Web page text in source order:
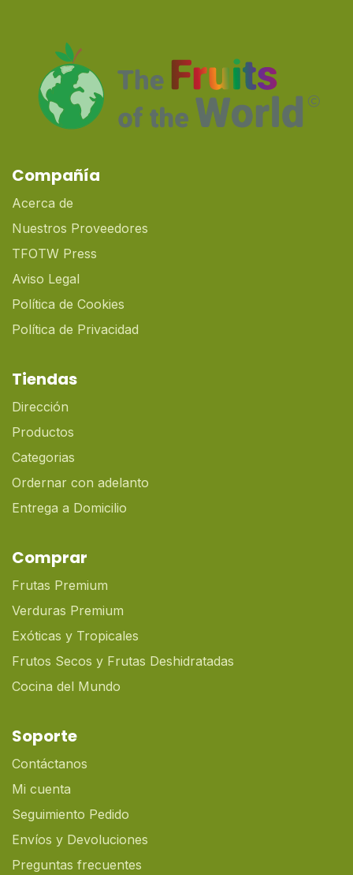
Compañía
Acerca de
Nuestros Proveedores
TFOTW Press
Aviso Legal
Política de Cookies
Política de Privacidad
Tiendas
Dirección
Productos
Categorias
Ordernar con adelanto
Entrega a Domicilio
Comprar
Frutas Premium
Verduras Premium
Exóticas y Tropicales
Frutos Secos y Frutas Deshidratadas
Cocina del Mundo
Soporte
Contáctanos
Mi cuenta
Seguimiento Pedido
Envíos y Devoluciones
Preguntas frecuentes